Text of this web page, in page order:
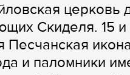
церковь
Скиделя. 15
Песчанская
и паломники